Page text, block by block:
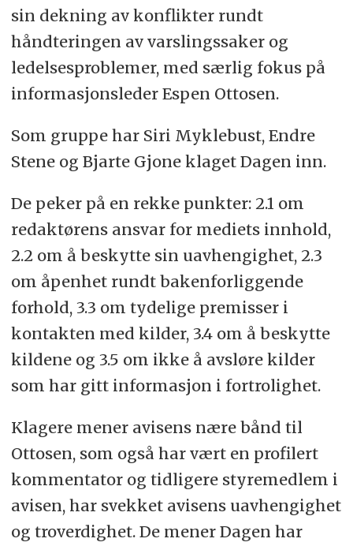
sin dekning av konflikter rundt
håndteringen av varslingssaker og
ledelsesproblemer, med særlig fokus på
informasjonsleder Espen Ottosen.
Som gruppe har Siri Myklebust, Endre
Stene og Bjarte Gjone klaget Dagen inn.
De peker på en rekke punkter: 2.1 om
redaktørens ansvar for mediets innhold,
2.2 om å beskytte sin uavhengighet, 2.3
om åpenhet rundt bakenforliggende
forhold, 3.3 om tydelige premisser i
kontakten med kilder, 3.4 om å beskytte
kildene og 3.5 om ikke å avsløre kilder
som har gitt informasjon i fortrolighet.
Klagere mener avisens nære bånd til
Ottosen, som også har vært en profilert
kommentator og tidligere styremedlem i
avisen, har svekket avisens uavhengighet
og troverdighet. De mener Dagen har